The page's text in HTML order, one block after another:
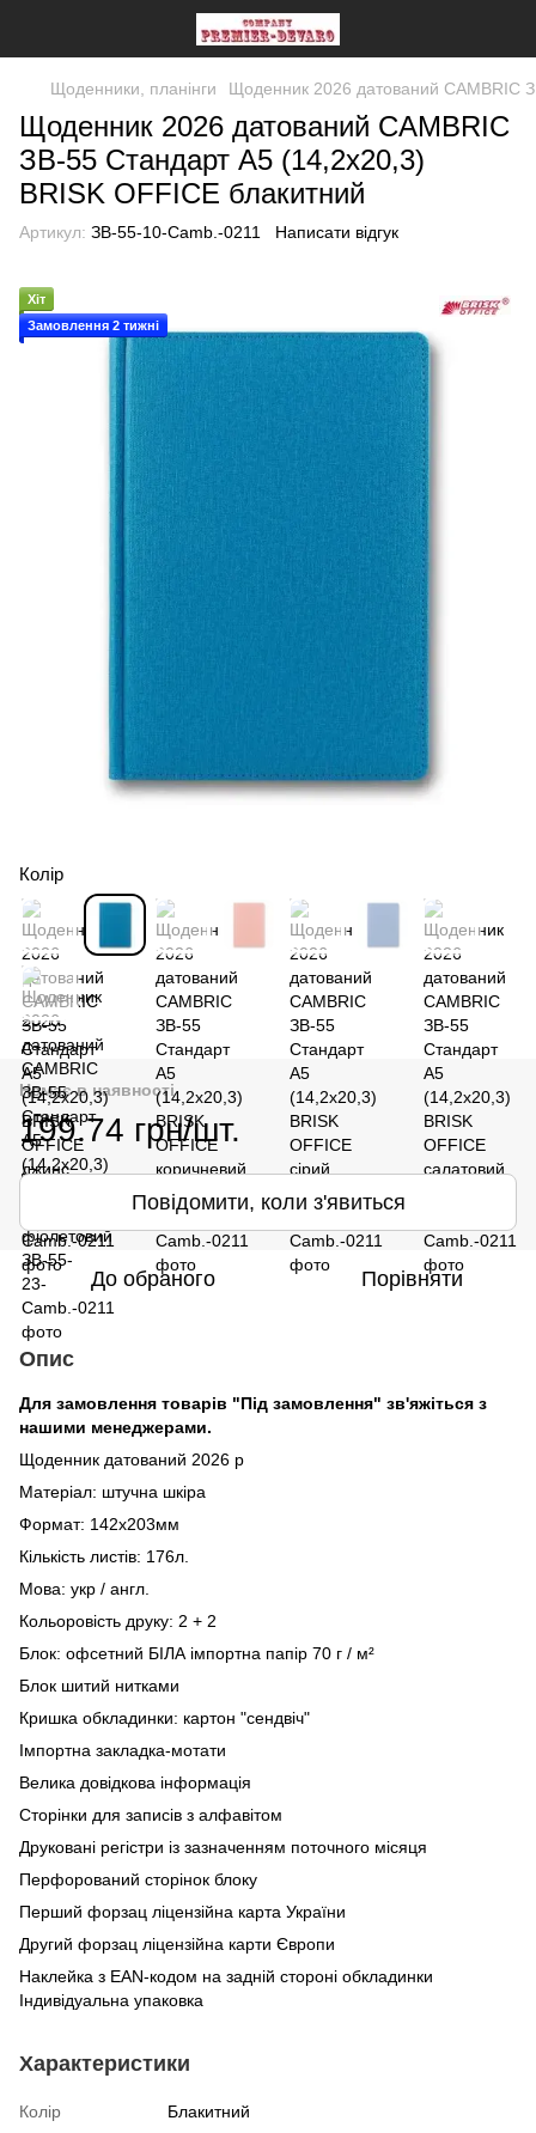
Щоденники, планінги Щоденник 2026 датований CAMBRIC
Щоденник 2026 датований CAMBRIC
ЗВ-55 Стандарт А5 (14,2х20,3)
BRISK OFFICE блакитний
Артикул: ЗВ-55-10-Camb.-0211 Написати відгук
Хіт
Замовлення 2 тижні
Колір
Немає в наявності
199.74 грн/шт.
Повідомити, коли з'явиться
До обраного Порівняти
Опис
Для замовлення товарів "Під замовлення" зв'яжіться з
нашими менеджерами.
Щоденник датований 2026 р
Матеріал: штучна шкіра
Формат: 142х203мм
Кількість листів: 176л.
Мова: укр / англ.
Кольоровість друку: 2 + 2
Блок: офсетний БІЛА імпортна папір 70 г / м²
Блок шитий нитками
Кришка обкладинки: картон "сендвіч"
Імпортна закладка-мотати
Велика довідкова інформація
Сторінки для записів з алфавітом
Друковані регістри із зазначенням поточного місяця
Перфорований сторінок блоку
Перший форзац ліцензійна карта України
Другий форзац ліцензійна карти Європи
Наклейка з EAN-кодом на задній стороні обкладинки
Індивідуальна упаковка
Характеристики
Колір
Блакитний